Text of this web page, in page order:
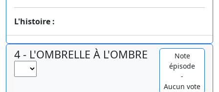
L'histoire :
4 - L'OMBRELLE À L'OMBRE
Note
épisode
-
Aucun vote